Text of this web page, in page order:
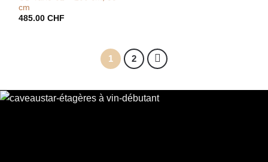
cm
485.00CHF
1 2